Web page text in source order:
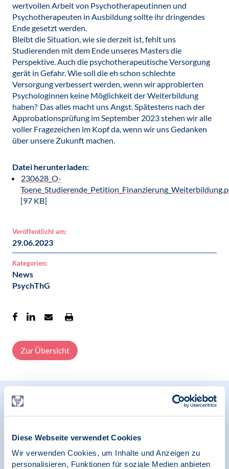
Diese Webseite verwendet Cookies
Wir verwenden Cookies, um Inhalte und Anzeigen zu
personalisieren, Funktionen für soziale Medien anbieten
wertvollen Arbeit von Psychotherapeutinnen und
Psychotherapeuten in Ausbildung sollte ihr dringendes
Ende gesetzt werden.
Bleibt die Situation, wie sie derzeit ist, fehlt uns
Studierenden mit dem Ende unseres Masters die
Perspektive. Auch die psychotherapeutische Versorgung
gerät in Gefahr. Wie soll die eh schon schlechte
Versorgung verbessert werden, wenn wir approbierten
Psychologinnen keine Möglichkeit der Weiterbildung
haben? Das alles macht uns Angst. Spätestens nach der
Approbationsprüfung im September 2023 stehen wir alle
voller Fragezeichen im Kopf da, wenn wir uns Gedanken
über unsere Zukunft machen.
Datei herunterladen:
230628_O-
[97 KB]
Veröffentlicht am:
29.06.2023
Kategorien:
News
PsychThG
Zur Übersicht
17.10.2024
Pressemitteilung | Psychologie und Gesundheit